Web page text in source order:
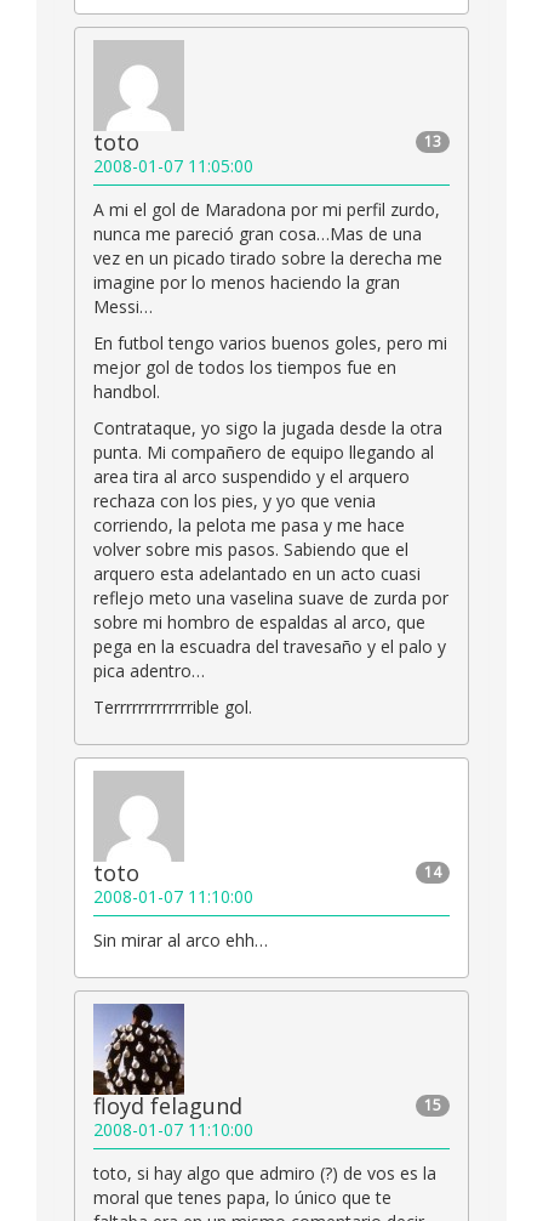
13
toto
2008-01-07 11:05:00
A mi el gol de Maradona por mi perfil zurdo,
nunca me pareció gran cosa…Mas de una
vez en un picado tirado sobre la derecha me
imagine por lo menos haciendo la gran
Messi…
En futbol tengo varios buenos goles, pero mi
mejor gol de todos los tiempos fue en
handbol.
Contrataque, yo sigo la jugada desde la otra
punta. Mi compañero de equipo llegando al
area tira al arco suspendido y el arquero
rechaza con los pies, y yo que venia
corriendo, la pelota me pasa y me hace
volver sobre mis pasos. Sabiendo que el
arquero esta adelantado en un acto cuasi
reflejo meto una vaselina suave de zurda por
sobre mi hombro de espaldas al arco, que
pega en la escuadra del travesaño y el palo y
pica adentro…
Terrrrrrrrrrrrrible gol.
14
toto
2008-01-07 11:10:00
Sin mirar al arco ehh…
15
floyd felagund
2008-01-07 11:10:00
toto, si hay algo que admiro (?) de vos es la
moral que tenes papa, lo único que te